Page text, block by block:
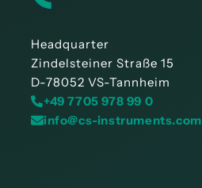
Headquarter
Zindelsteiner Straße 15
D-78052 VS-Tannheim
+49 7705 978 99 0
info@cs-instruments.com